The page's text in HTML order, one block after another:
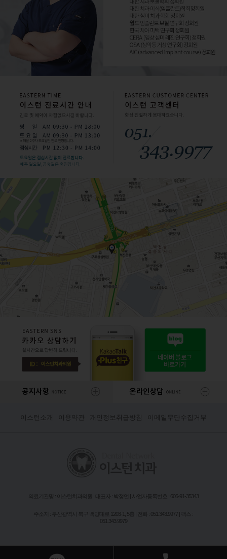
이스턴소개 이용약관 개인정보취급방침 이메일무단수집거부
의료기관명 : 이스턴치과의원 | 대표자 : 박정언 | 사업자등록번호 : 606-91-35343
주소지 : 부산광역시 북구 백양대로 1203-1, 5층 | 전화 : 051.343.9977 | 팩스 :
051.343.9979